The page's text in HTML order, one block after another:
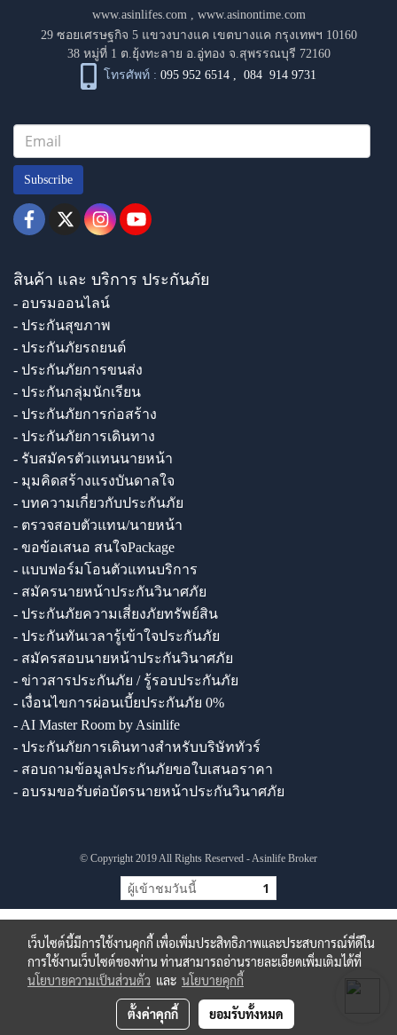
www.asinlifes.com, www.asinontime.com
29 ซอยเศรษฐกิจ 5 แขวงบางแค เขตบางแค กรุงเทพฯ 10160
38 หมู่ที่ 1 ต.ยุ้งทะลาย อ.อู่ทอง จ.สุพรรณบุรี 72160
โทรศัพท์ : 095 952 6514 ,084 914 9731
Subscribe
สินค้า และ บริการ ประกันภัย
- อบรมออนไลน์
- ประกันสุขภาพ
- ประกันภัยรถยนต์
- ประกันภัยการขนส่ง
- ประกันกลุ่มนักเรียน
- ประกันภัยการก่อสร้าง
- ประกันภัยการเดินทาง
- รับสมัครตัวแทนนายหน้า
- มุมคิดสร้างแรงบันดาลใจ
- บทความเกี่ยวกับประกันภัย
- ตรวจสอบตัวแทน/นายหน้า
- ขอข้อเสนอ สนใจPackage
- แบบฟอร์มโอนตัวแทนบริการ
- สมัครนายหน้าประกันวินาศภัย
- ประกันภัยความเสี่ยงภัยทรัพย์สิน
- ประกันทันเวลารู้เข้าใจประกันภัย
- สมัครสอบนายหน้าประกันวินาศภัย
- ข่าวสารประกันภัย / รู้รอบประกันภัย
- เงื่อนไขการผ่อนเบี้ยประกันภัย 0%
- AI Master Room by Asinlife
- ประกันภัยการเดินทางสำหรับบริษัททัวร์
- สอบถามข้อมูลประกันภัยขอใบเสนอราคา
- อบรมขอรับต่อบัตรนายหน้าประกันวินาศภัย
© Copyright 2019 All Rights Reserved - Asinlife Broker
ผู้เข้าชมวันนี้ 1
เว็บไซต์นี้มีการใช้งานคุกกี้ เพื่อเพิ่มประสิทธิภาพและประสบการณ์ที่ดีใน
การใช้งานเว็บไซต์ของท่าน ท่านสามารถอ่านรายละเอียดเพิ่มเติมได้ที่
นโยบายความเป็นส่วนตัว และ นโยบายคุกกี้
ตั้งค่าคุกกี้ ยอมรับทั้งหมด